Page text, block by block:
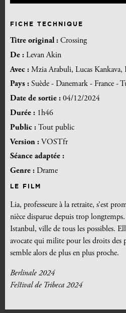
FICHE TECHNIQUE
Titre original : Crossing
De : Levan Akin
Avec : Mzia Arabuli, Lucas
Pays : Suède - Danemark - France -
Date de sortie : 04/12/2024
Durée : 1h46
Public : Tout public
Version : VOSTfr
Séance adaptée :
Genre : Drame
LE FILM
Lia, professeure à la retraite, s’est
nièce disparue depuis trop
Istanbul, ville de tous les possibles.
avocate qui milite pour les droits des
semble alors de plus en plus proche.
Berlinale 2024
Festival de Tribeca 2024